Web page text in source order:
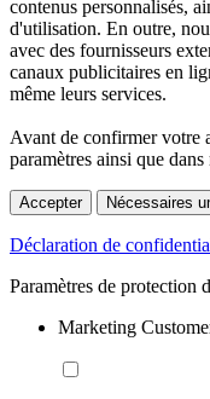
contenus personnalisés,
d'utilisation. En outre,
avec des fournisseurs
canaux publicitaires en
même leurs services.
Avant de confirmer votre
paramètres ainsi que dans
Accepter Nécessaires
Déclaration de
Paramètres de protection
Marketing